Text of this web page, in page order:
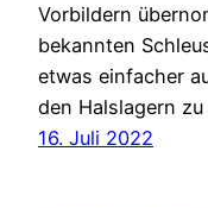
Vorbildern
bekannten
etwas einfacher
den Halslagern
16. Juli 2022